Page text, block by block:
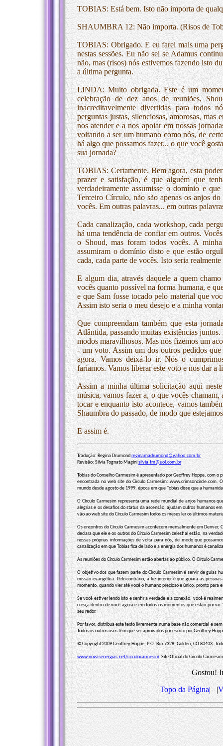
TOBIAS: Está bem. Isto não importa de
SHAUMBRA 12: Não importa. (Risos de
TOBIAS: Obrigado. E eu farei mais uma
nestas sessões. Eu não sei se Adamus
não, mas (risos) nós estivemos fazendo isto
a última pergunta.
LINDA: Muito obrigada. Este é um
celebração de dez anos de reuniões,
inacreditavelmente divertidas para todos
perguntas justas, silenciosas, amorosas,
nos atender e a nos apoiar em nossas
voltando a ser um humano como nós, de
há algo que possamos fazer... o que você
sua jornada?
TOBIAS: Certamente. Bem agora, esta
prazer e satisfação, é que alguém que
verdadeiramente assumisse o domínio e
Terceiro Círculo, não são apenas os anjos
vocês. Em outras palavras... em outras
Cada canalização, cada workshop, cada
há uma tendência de confiar em outros.
o Shoud, mas foram todos vocês. A
assumiram o domínio disto e que estão
cada, cada parte de vocês. Isto seria
E algum dia, através daquele a quem
vocês quanto possível na forma humana, e
e que Sam fosse tocado pelo material que
Assim isto seria o meu desejo e a minha
Que compreendam também que esta
Atlântida, passando muitas existências
modos maravilhosos. Mas nós fizemos um
- um voto. Assim um dos outros pedidos
agora. Vamos deixá-lo ir. Nós o
faríamos. Vamos liberar este voto e nos dar a
Assim a minha última solicitação aqui
música, vamos fazer a, o que vocês
tocar e enquanto isto acontece, vamos
Shaumbra do passado, de modo que
E assim é.
Tradução: Regina Drumondreginamadrumond@yahoo.com.br
Revisão: Silvia Tognato Maginisilvia.tm@uol.com.br
Tobias do Conselho Carmesim é apresentado por Geoffrey Hoppe, com
encontrada no web site do Círculo Carmesim: www.crimsoncircle.com.
mundo desde agosto de 1999, época em que Tobias disse que a
O Círculo Carmesim representa uma rede mundial de anjos humanos
alegrias e os desafios do status da ascensão, ajudam outros humanos
vão ao web site do Círculo Carmesim todos os meses ler os últimos
Os encontros do Círculo Carmesim acontecem mensalmente em
declara que ele e os outros do Círculo Carmesim celestial estão, na
nossas próprias informações de volta para nós, de modo que
canalização em que Tobias fica de lado e a energia dos humanos é
As reuniões do Círculo Carmesim estão abertas ao público. O Círculo
O objetivo dos que fazem parte do Círculo Carmesim é servir de guias
missão evangélica. Pelo contrário, a luz interior é que guiará as
momento, quando vier até você o humano precioso e único, pronto para
Se você estiver lendo isto e sentir a verdade e a conexão, você é
cresça dentro de você agora e em todos os momentos que estão por
seu redor.
Por favor, distribua este texto livremente numa base não comercial e
Todos os outros usos têm que ser aprovados por escrito por Geoffrey
© Copyright 2009 Geoffrey Hoppe, P.O. Box 7328, Golden, CO 80403.
www.novasenergias.net/circulocarmesimSite Oficial do Circulo
Gostou!
|Topo da Página||